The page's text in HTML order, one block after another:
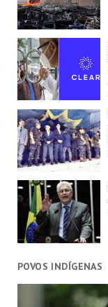
POVOS INDÍGENAS